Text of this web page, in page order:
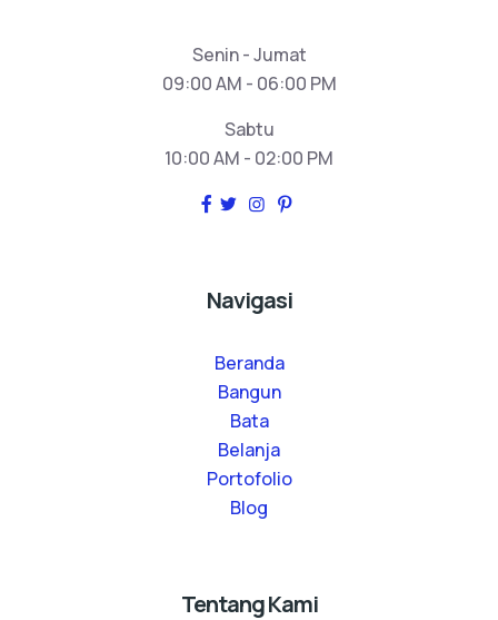
Senin - Jumat
09:00 AM - 06:00 PM
Sabtu
10:00 AM - 02:00 PM
Navigasi
Beranda
Bangun
Bata
Belanja
Portofolio
Blog
Tentang Kami